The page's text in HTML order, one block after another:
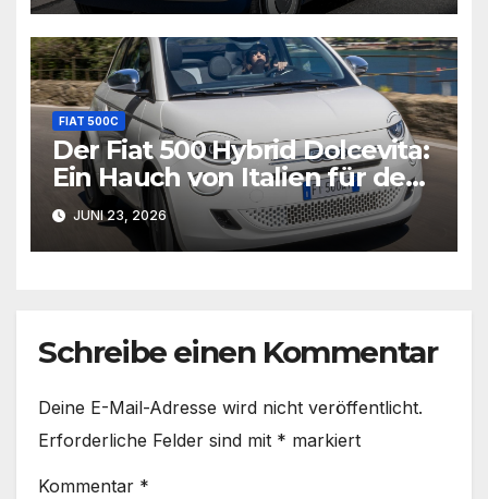
FIAT 500C
Der Fiat 500 Hybrid Dolcevita:
Ein Hauch von Italien für den
Alltag
JUNI 23, 2026
Schreibe einen Kommentar
Deine E-Mail-Adresse wird nicht veröffentlicht.
Erforderliche Felder sind mit * markiert
Kommentar *